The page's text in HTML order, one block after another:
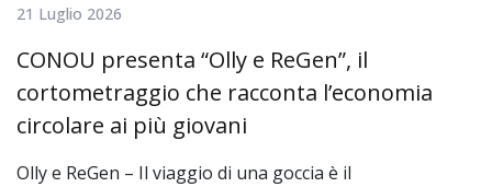
21 Luglio 2026
CONOU presenta “Olly e ReGen”, il
cortometraggio che racconta l’economia
circolare ai più giovani
Olly e ReGen – Il viaggio di una goccia è il